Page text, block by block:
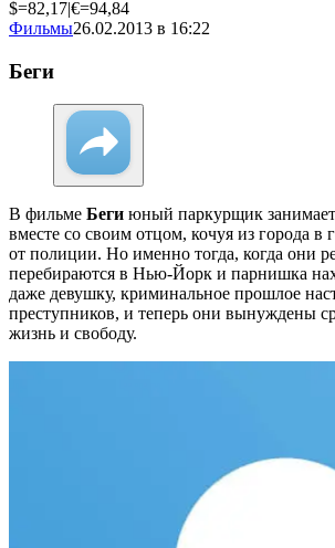
$=82,17|€=94,84
Фильмы26.02.2013 в 16:22
Беги
В фильме Беги юный паркурщик
вместе со своим отцом, кочуя из города в
от полиции. Но именно тогда, когда они
перебираются в Нью-Йорк и парнишка
даже девушку, криминальное прошлое
преступников, и теперь они вынуждены
жизнь и свободу.